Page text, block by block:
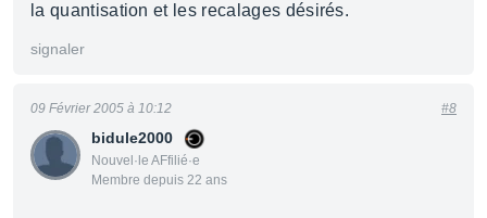
la quantisation et les recalages désirés.
signaler
bidule2000
Nouvel·le AFfilié·e
Membre depuis 22 ans
09 Février 2005 à 10:12 #8